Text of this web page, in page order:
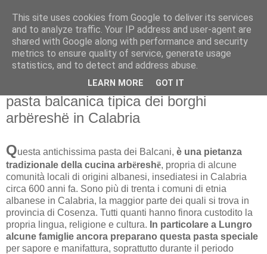
PRODOTTI REGIONALI: Dromsat, la
pasta balcanica tipica dei borghi
arbëreshë in Calabria
Questa antichissima pasta dei Balcani, è una pietanza
tradizionale della cucina arbëreshë, propria di alcune
comunità locali di origini albanesi, insediatesi in Calabria
circa 600 anni fa. Sono più di trenta i comuni di etnia
albanese in Calabria, la maggior parte dei quali si trova in
provincia di Cosenza. Tutti quanti hanno finora custodito la
propria lingua, religione e cultura. In particolare a Lungro
alcune famiglie ancora preparano questa pasta speciale
per sapore e manifattura, soprattutto durante il periodo
This site uses cookies from Google to deliver its services
and to analyze traffic. Your IP address and user-agent are
shared with Google along with performance and security
metrics to ensure quality of service, generate usage
statistics, and to detect and address abuse.
LEARN MORE GOT IT